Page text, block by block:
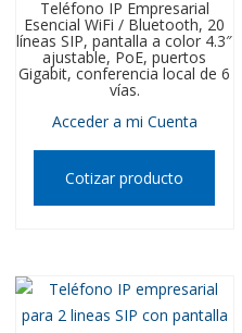
Teléfono IP Empresarial
Esencial WiFi / Bluetooth, 20
líneas SIP, pantalla a color 4.3″
ajustable, PoE, puertos
Gigabit, conferencia local de 6
vías.
Acceder a mi Cuenta
Cotizar producto